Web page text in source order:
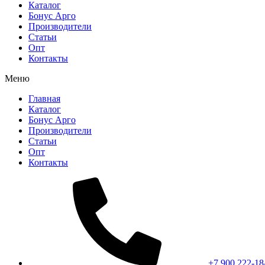
Каталог
Бонус Арго
Производители
Статьи
Опт
Контакты
Меню
Главная
Каталог
Бонус Арго
Производители
Статьи
Опт
Контакты
+7 900 222-